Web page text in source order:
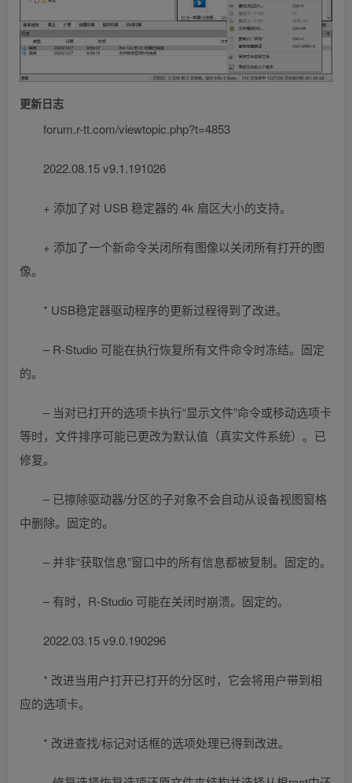
更新日志
forum.r-tt.com/viewtopic.php?t=4853
2022.08.15 v9.1.191026
+ 添加了对 USB 稳定器的 4k 扇区大小的支持。
+ 添加了一个新命令关闭所有图像以关闭所有打开的图
像。
* USB稳定器驱动程序的更新过程得到了改进。
– R-Studio 可能在执行恢复所有文件命令时冻结。固定
的。
– 当对已打开的选项卡执行“显示文件”命令或移动选项卡
等时，文件排序可能已更改为默认值（真实文件系统）。已
修复。
– 已擦除驱动器/分区的子对象不会自动从设备视图窗格
中删除。固定的。
– 并非“获取信息”窗口中的所有信息都被复制。固定的。
– 有时，R-Studio 可能在关闭时崩溃。固定的。
2022.03.15 v9.0.190296
* 改进当用户打开已打开的分区时，它会将用户带到相
应的选项卡。
* 改进查找/标记对话框的选项处理已得到改进。